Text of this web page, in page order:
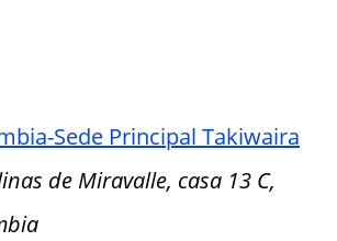
Sede Principal Takiwaira
de Miravalle, casa 13 C,